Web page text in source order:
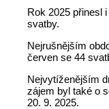
Rok 2025 přinesl
svatby.
Nejrušnějším
červen se 44
Nejvytíženějším
zájem byl také o
20. 9. 2025.